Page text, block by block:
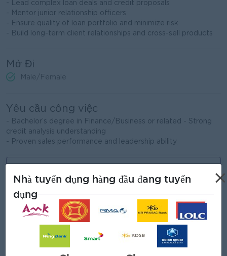
- Lead complex loan deals and credit proposals
- Mentor junior relationship officers
- Ensure quality of loan portfolio and minimize risk
- Build long-term client relationships and cross-sell products
Mở Đi
Male/Female
Yêu cầu công việc
- Bachelor’s degree in Finance/Business or related - Strong
credit analysis understanding
- Proven sales performance and leadership ability
Phúc lợi
- Rewards for over performanace
Làm nổi bật
Nhà tuyển dụng hàng đầu đang tuyển
dụng
×